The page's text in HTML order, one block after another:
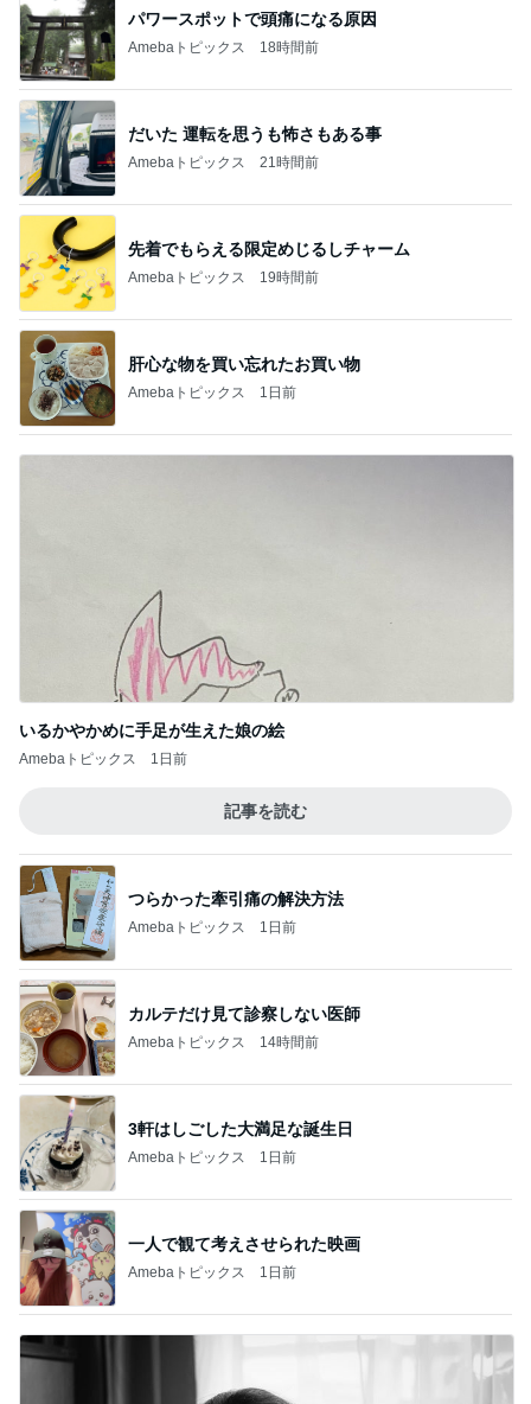
パワースポットで頭痛になる原因
Amebaトピックス 18時間前
だいた 運転を思うも怖さもある事
Amebaトピックス 21時間前
先着でもらえる限定めじるしチャーム
Amebaトピックス 19時間前
肝心な物を買い忘れたお買い物
Amebaトピックス 1日前
いるかやかめに手足が生えた娘の絵
Amebaトピックス 1日前
記事を読む
つらかった牽引痛の解決方法
Amebaトピックス 1日前
カルテだけ見て診察しない医師
Amebaトピックス 14時間前
3軒はしごした大満足な誕生日
Amebaトピックス 1日前
一人で観て考えさせられた映画
Amebaトピックス 1日前